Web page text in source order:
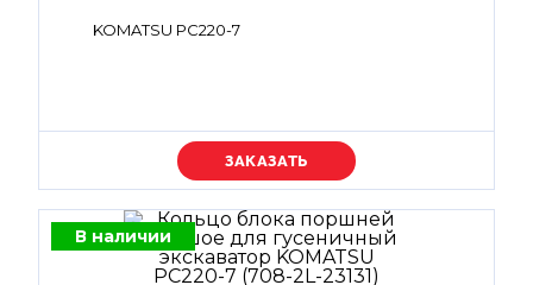
KOMATSU PC220-7
Уточняйте цену
В наличии